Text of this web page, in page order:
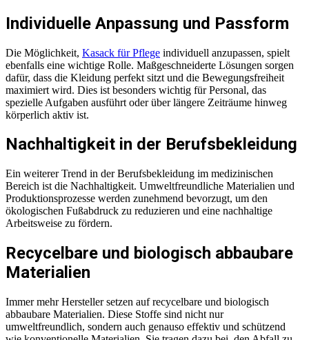
Individuelle Anpassung und Passform
Die Möglichkeit, Kasack für Pflege individuell anzupassen, spielt
ebenfalls eine wichtige Rolle. Maßgeschneiderte Lösungen sorgen
dafür, dass die Kleidung perfekt sitzt und die Bewegungsfreiheit
maximiert wird. Dies ist besonders wichtig für Personal, das
spezielle Aufgaben ausführt oder über längere Zeiträume hinweg
körperlich aktiv ist.
Nachhaltigkeit in der Berufsbekleidung
Ein weiterer Trend in der Berufsbekleidung im medizinischen
Bereich ist die Nachhaltigkeit. Umweltfreundliche Materialien und
Produktionsprozesse werden zunehmend bevorzugt, um den
ökologischen Fußabdruck zu reduzieren und eine nachhaltige
Arbeitsweise zu fördern.
Recycelbare und biologisch abbaubare
Materialien
Immer mehr Hersteller setzen auf recycelbare und biologisch
abbaubare Materialien. Diese Stoffe sind nicht nur
umweltfreundlich, sondern auch genauso effektiv und schützend